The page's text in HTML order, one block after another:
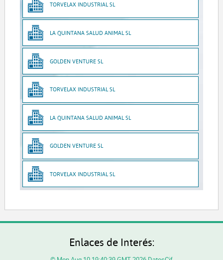
TORVELAX INDUSTRIAL SL
LA QUINTANA SALUD ANIMAL SL
GOLDEN VENTURE SL
TORVELAX INDUSTRIAL SL
LA QUINTANA SALUD ANIMAL SL
GOLDEN VENTURE SL
TORVELAX INDUSTRIAL SL
Enlaces de Interés: